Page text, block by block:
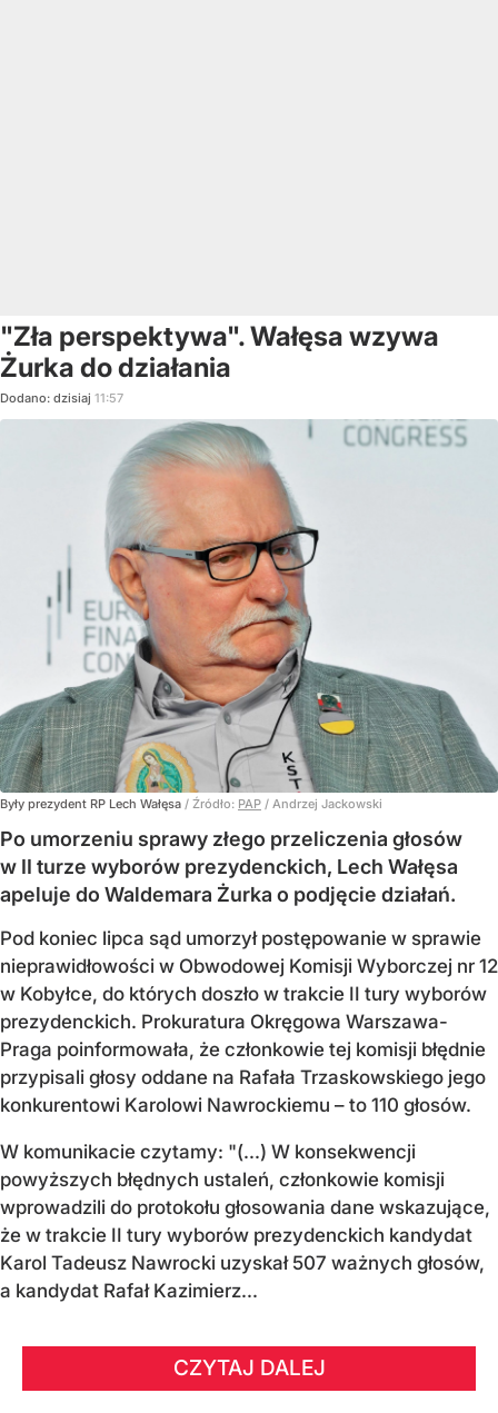
"Zła perspektywa". Wałęsa wzywa
Żurka do działania
Dodano: dzisiaj 11:57
Były prezydent RP Lech Wałęsa / Źródło: PAP / Andrzej Jackowski
Po umorzeniu sprawy złego przeliczenia głosów
w II turze wyborów prezydenckich, Lech Wałęsa
apeluje do Waldemara Żurka o podjęcie działań.
Pod koniec lipca sąd umorzył postępowanie w sprawie
nieprawidłowości w Obwodowej Komisji Wyborczej nr 12
w Kobyłce, do których doszło w trakcie II tury wyborów
prezydenckich. Prokuratura Okręgowa Warszawa-
Praga poinformowała, że członkowie tej komisji błędnie
przypisali głosy oddane na Rafała Trzaskowskiego jego
konkurentowi Karolowi Nawrockiemu – to 110 głosów.
W komunikacie czytamy: "(...) W konsekwencji
powyższych błędnych ustaleń, członkowie komisji
wprowadzili do protokołu głosowania dane wskazujące,
że w trakcie II tury wyborów prezydenckich kandydat
Karol Tadeusz Nawrocki uzyskał 507 ważnych głosów,
a kandydat Rafał Kazimierz...
CZYTAJ DALEJ